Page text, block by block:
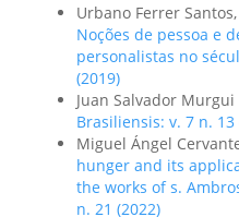
Urbano Ferrer
Noções de pessoa e
personalistas no
(2019)
Juan Salvador Murgui
Brasiliensis: v. 7 n. 13
Miguel Ángel
hunger and its
the works of s.
n. 21 (2022)